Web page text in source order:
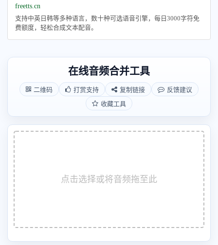
freetts.cn
支持中英日韩等多种语言，数十种可选语音引擎，每日3000字符免
费额度，轻松合成文本配音。
在线音频合并工具
二维码 打赏支持 复制链接
反馈建议
收藏工具
点击选择或将音频拖至此